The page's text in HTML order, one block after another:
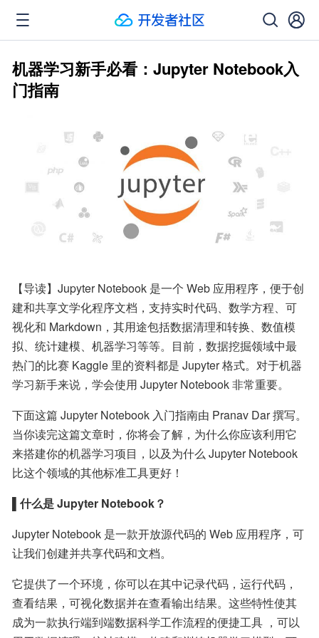
机器学习新手必看：Jupyter Notebook入
门指南
【导读】Jupyter Notebook 是一个 Web 应用程序，便于创
建和共享文学化程序文档，支持实时代码、数学方程、可
视化和 Markdown，其用途包括数据清理和转换、数值模
拟、统计建模、机器学习等等。目前，数据挖掘领域中最
热门的比赛 Kaggle 里的资料都是 Jupyter 格式。对于机器
学习新手来说，学会使用 Jupyter Notebook 非常重要。
下面这篇 Jupyter Notebook 入门指南由 Pranav Dar 撰写。
当你读完这篇文章时，你将会了解，为什么你应该利用它
来搭建你的机器学习项目，以及为什么 Jupyter Notebook
比这个领域的其他标准工具更好！
▌什么是 Jupyter Notebook？
Jupyter Notebook 是一款开放源代码的 Web 应用程序，可
让我们创建并共享代码和文档。
它提供了一个环境，你可以在其中记录代码，运行代码，
查看结果，可视化数据并在查看输出结果。这些特性使其
成为一款执行端到端数据科学工作流程的便捷工具 ，可以